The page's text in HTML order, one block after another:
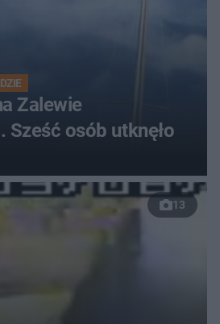
Zalewie
Sześć osób utknęło
13